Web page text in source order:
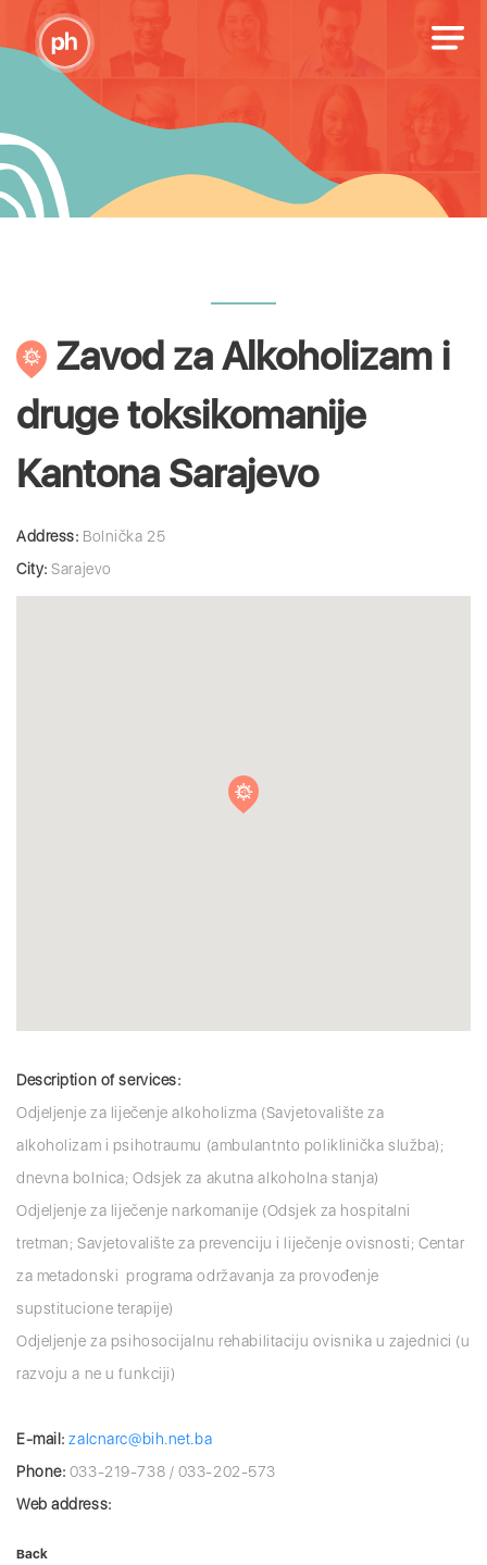
Zavod za Alkoholizam i
druge toksikomanije
Kantona Sarajevo
Address: Bolnička 25
City: Sarajevo
Description of services:
Odjeljenje za liječenje alkoholizma (Savjetovalište za
alkoholizam i psihotraumu (ambulantnto poliklinička služba);
dnevna bolnica; Odsjek za akutna alkoholna stanja)
Odjeljenje za liječenje narkomanije (Odsjek za hospitalni
tretman; Savjetovalište za prevenciju i liječenje ovisnosti; Centar
za metadonski programa održavanja za provođenje
supstitucione terapije)
Odjeljenje za psihosocijalnu rehabilitaciju ovisnika u zajednici (u
razvoju a ne u funkciji)
E-mail: zalcnarc@bih.net.ba
Phone: 033-219-738 / 033-202-573
Web address:
Back